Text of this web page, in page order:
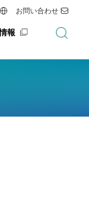
お問い合わせ
報